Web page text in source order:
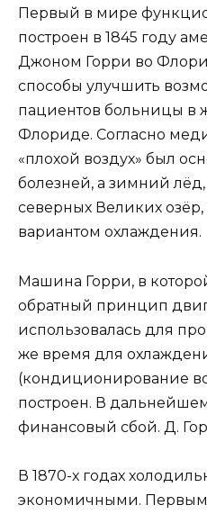
Первый в мире
построен в 1845 году
Джоном Горри во
способы улучшить
пациентов больницы в
Флориде. Согласно
«плохой воздух» был
болезней, а зимний
северных Великих
вариантом охлаждения.
Машина Горри, в
обратный принцип
использовалась для
же время для
(кондиционирование
построен. В
финансовый сбой. Д.
В 1870-х годах
экономичными.